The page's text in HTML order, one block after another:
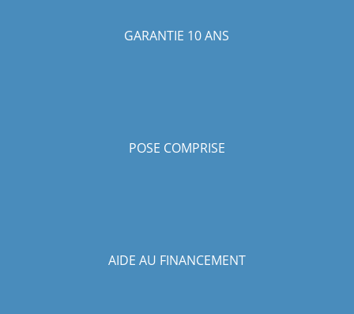
GARANTIE 10 ANS
POSE COMPRISE
AIDE AU FINANCEMENT